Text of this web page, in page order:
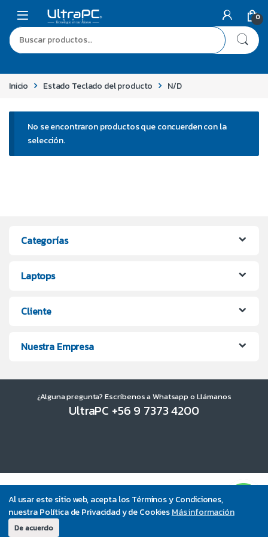
Al usar este sitio web, acepta los Términos y Condiciones,
nuestra Política de Privacidad y de CookiesMás información
De acuerdo
0
Inicio Estado Teclado del producto N/D
No se encontraron productos que concuerden con la
selección.
Categorías
Laptops
Cliente
Nuestra Empresa
¿Alguna pregunta? Escríbenos a Whatsapp o Llámanos
UltraPC +56 9 7373 4200